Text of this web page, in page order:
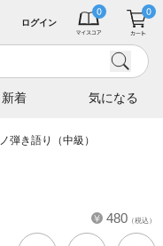
新着 気になる
ログイン
弾き語り（中級）
480 （税込）